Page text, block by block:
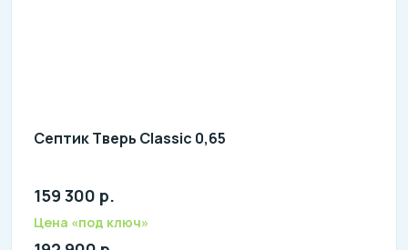
Септик Тверь Classic 0,65
Количество человек: 2-4
литров в сутки: 650
159 300 р.
Цена «под ключ»